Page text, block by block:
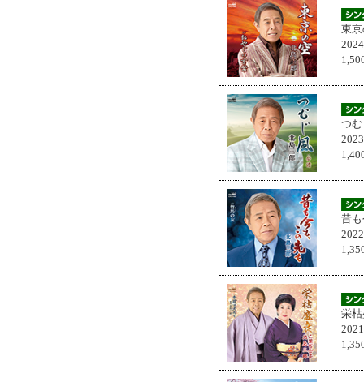
東
つ
昔
栄